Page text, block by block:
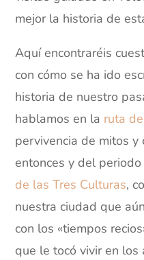
mejor la historia de
Aquí encontraréis
con cómo se ha ido
historia de nuestro
hablamos en la ruta
pervivencia de mitos
entonces y del
de las Tres Culturas,
nuestra ciudad que
con los «tiempos
que le tocó vivir en los